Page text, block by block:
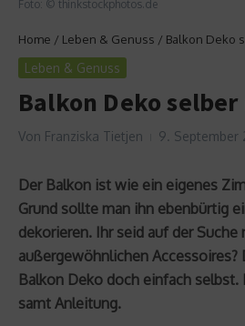
Foto: © thinkstockphotos.de
Home / Leben & Genuss / Balkon Deko
Leben & Genuss
Balkon Deko
Von Franziska Tietjen 9. September
Der Balkon ist wie ein eigenes
Grund sollte man ihn ebenbürtig
dekorieren. Ihr seid auf der Suche
außergewöhnlichen Accessoires?
Balkon Deko doch einfach selbst.
samt Anleitung.